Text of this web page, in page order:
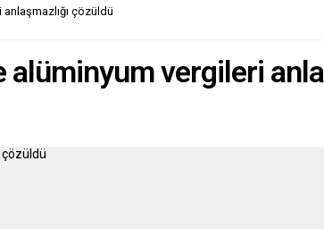
çözüldü
alüminyum vergileri